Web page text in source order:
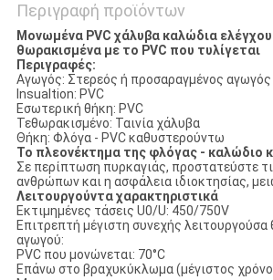
ΠΟΛΙΤΙΚΉ
ΑΠΟΡΡΉΤΟΥ
Περιγραφή προϊόντων
Μονωμένα PVC χάλυβα καλώδια ελέγχου
θωρακισμένα με το PVC που τυλίγεται
Περιγραφές:
Αγωγός: Στερεός ή προσαραγμένος
Insualtion: PVC
Εσωτερική θήκη: PVC
Τεθωρακισμένο: Ταινία χάλυβα
Θήκη: Φλόγα - PVC καθυστερούντω
Το πλεονέκτημα της φλόγας - καλώδιο
Σε περίπτωση πυρκαγιάς, προστατεύστε
ανθρώπων και η ασφάλεια ιδιοκτησίας,
Λειτουργούντα χαρακτηριστικά
Εκτιμημένες τάσεις U0/U: 450/750V
Επιτρεπτή μέγιστη συνεχής λειτουργούσα
αγωγού:
PVC που μονώνεται: 70°C
Επάνω στο βραχυκύκλωμα (μέγιστος